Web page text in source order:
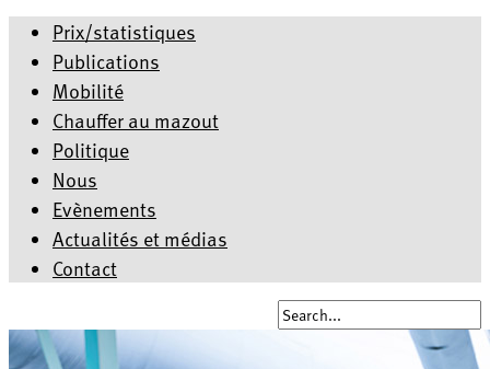
Prix/statistiques
Publications
Mobilité
Chauffer au mazout
Politique
Nous
Evènements
Actualités et médias
Contact